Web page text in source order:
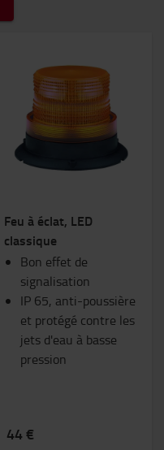
Feu à éclat, LED
classique
Bon effet de
signalisation
IP 65, anti-poussière
et protégé contre les
jets d'eau à basse
pression
44 €